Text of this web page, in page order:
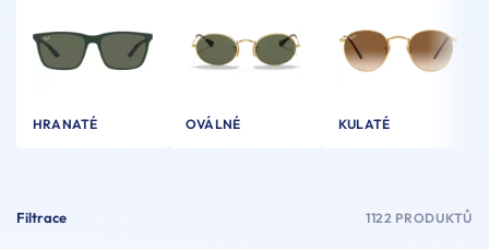
HRANATÉ OVÁLNÉ KULATÉ
Filtrace 1122 PRODUKTŮ